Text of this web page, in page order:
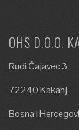
OHS D.O.O.
Rudi Čajavec 3
72240 Kakanj
Bosna i